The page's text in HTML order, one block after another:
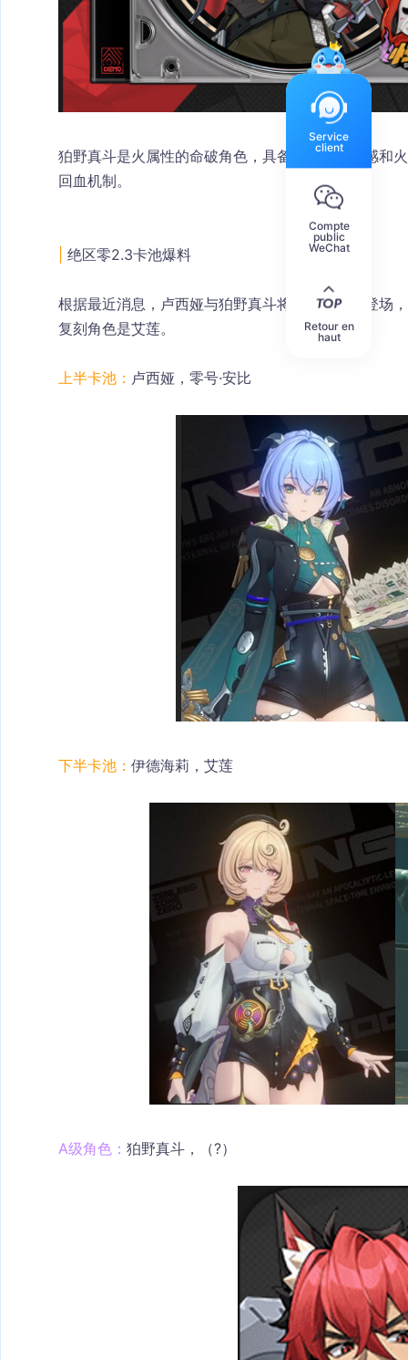
狛野真斗是火属性的命破角色，具备超爽的打击感和
回血机制。
绝区零2.3卡池爆料
根据最近消息，卢西娅与狛野真斗将在上半卡池登场
复刻角色是艾莲。
上半卡池： 卢西娅，零号·安比
下半卡池： 伊德海莉，艾莲
A级角色： 狛野真斗，（?）
Service
client
Compte
public
WeChat
Retour en
haut